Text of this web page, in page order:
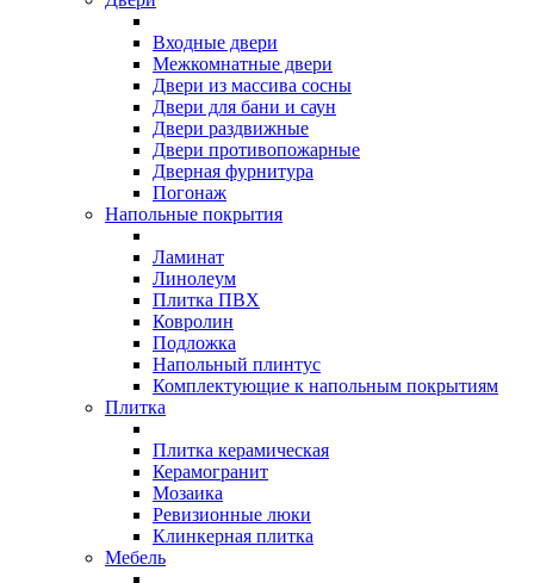
Входные двери
Межкомнатные двери
Двери из массива сосны
Двери для бани и саун
Двери раздвижные
Двери противопожарные
Дверная фурнитура
Погонаж
Напольные покрытия
Ламинат
Линолеум
Плитка ПВХ
Ковролин
Подложка
Напольный плинтус
Комплектующие к напольным покрытиям
Плитка
Плитка керамическая
Керамогранит
Мозаика
Ревизионные люки
Клинкерная плитка
Мебель